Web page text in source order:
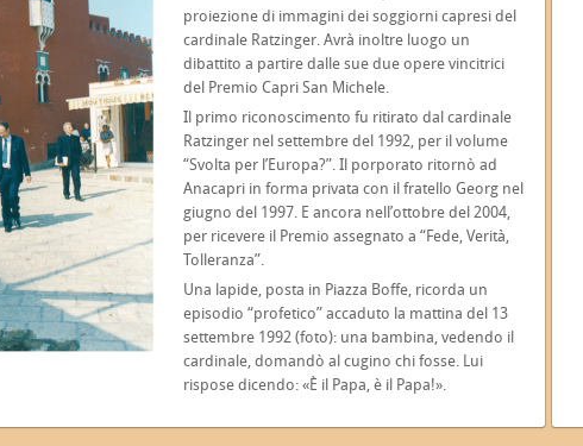
proiezione di immagini dei soggiorni capresi del
cardinale Ratzinger. Avrà inoltre luogo un
dibattito a partire dalle sue due opere vincitrici
del Premio Capri San Michele.
Il primo riconoscimento fu ritirato dal cardinale
Ratzinger nel settembre del 1992, per il volume
“Svolta per l’Europa?”. Il porporato ritornò ad
Anacapri in forma privata con il fratello Georg nel
giugno del 1997. E ancora nell’ottobre del 2004,
per ricevere il Premio assegnato a “Fede, Verità,
Tolleranza”.
Una lapide, posta in Piazza Boffe, ricorda un
episodio “profetico” accaduto la mattina del 13
settembre 1992 (foto): una bambina, vedendo il
cardinale, domandò al cugino chi fosse. Lui
rispose dicendo: «È il Papa, è il Papa!».